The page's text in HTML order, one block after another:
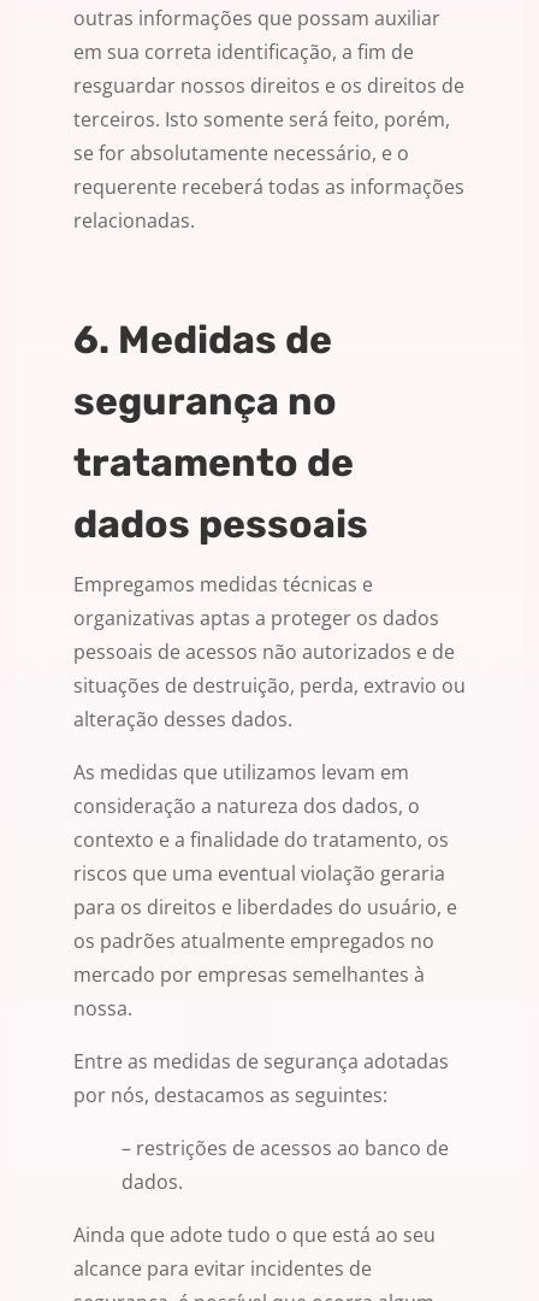
outras informações que possam auxiliar
em sua correta identificação, a fim de
resguardar nossos direitos e os direitos de
terceiros. Isto somente será feito, porém,
se for absolutamente necessário, e o
requerente receberá todas as informações
relacionadas.
6. Medidas de
segurança no
tratamento de
dados pessoais
Empregamos medidas técnicas e
organizativas aptas a proteger os dados
pessoais de acessos não autorizados e de
situações de destruição, perda, extravio ou
alteração desses dados.
As medidas que utilizamos levam em
consideração a natureza dos dados, o
contexto e a finalidade do tratamento, os
riscos que uma eventual violação geraria
para os direitos e liberdades do usuário, e
os padrões atualmente empregados no
mercado por empresas semelhantes à
nossa.
Entre as medidas de segurança adotadas
por nós, destacamos as seguintes:
– restrições de acessos ao banco de
dados.
Ainda que adote tudo o que está ao seu
alcance para evitar incidentes de